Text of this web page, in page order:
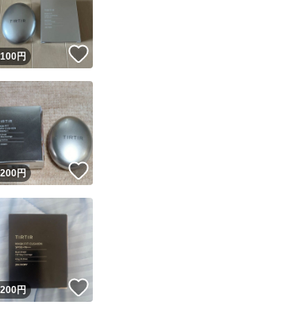
のユーザーは高頻度で24時間以内＆設定した発送日数内に発送してい
す
ユーザーは高頻度で24時間以内に発送しています
ユーザーは設定した発送日数内に発送しています
！
円
！
円 いいね！
！
円